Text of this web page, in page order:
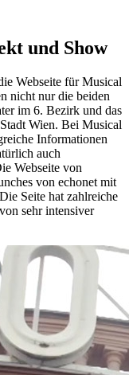
und Show
Webseite für Musical
nicht nur die beiden
im 6. Bezirk und das
Wien. Bei Musical
Informationen
auch
Webseite von
von echonet mit
Seite hat zahlreiche
sehr intensiver